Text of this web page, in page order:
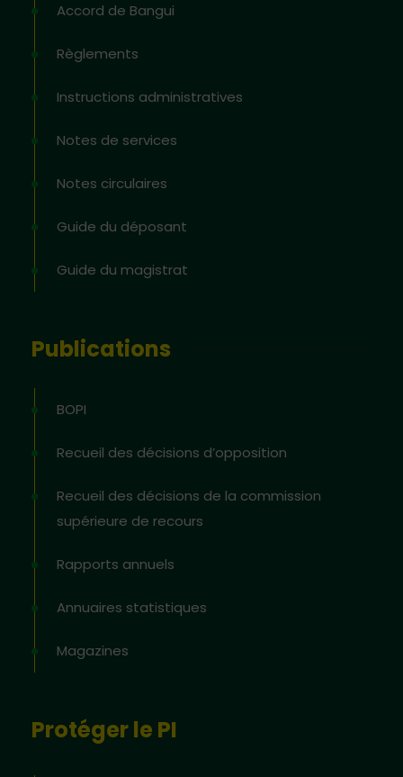
Accord de Bangui
Règlements
Instructions administratives
Notes de services
Notes circulaires
Guide du déposant
Guide du magistrat
Publications
BOPI
Recueil des décisions d’opposition
Recueil des décisions de la commission
supérieure de recours
Rapports annuels
Annuaires statistiques
Magazines
Protéger le PI